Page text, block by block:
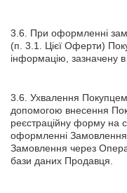
3.6. При оформленні
(п. 3.1. Цієї Оферти)
інформацію, зазначену
3.6. Ухвалення
допомогою внесення
реєстраційну форму на
оформленні
Замовлення через
бази даних Продавця.